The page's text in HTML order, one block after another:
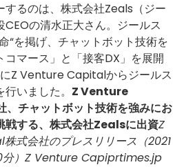
するのは、株式会社Zeals（ジー
CEOの清水正大さん。ジールス
“を掲げ、チャットボット技術を
コマース」と「接客DX」を展開
Z Venture Capitalからジールス
いました。 Z Venture
チャットボット技術を強みにお
戦する、株式会社Zealsに出資Z
式会社のプレスリリース（2021
分）Z Venture Capiprtimes.jp